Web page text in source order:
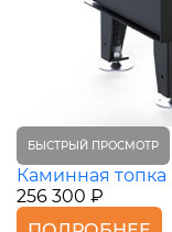
БЫСТРЫЙ ПРОСМОТР
Каминная топка
256 300 ₽